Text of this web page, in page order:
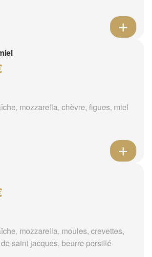
mozzarella, chèvre, figues, miel
mozzarella, moules, crevettes,
saint jacques, beurre persillé